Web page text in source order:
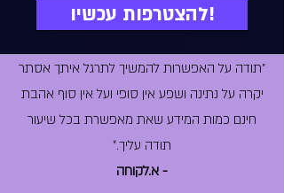
להצטרפות עכשיו!
"תודה על האפשרות להמשיך לתרגל איתך אסתר
יקרה על נתינה ושפע אין סופי ועל אין סוף אהבת
חינם כמות המידע שאת מאפשרת בכל שיעור
תודה עליך.״
- א.לקוחה